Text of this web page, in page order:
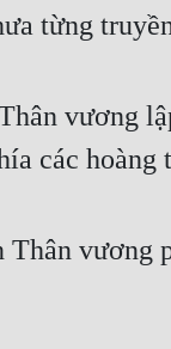
từng
vương
các hoàng
vương